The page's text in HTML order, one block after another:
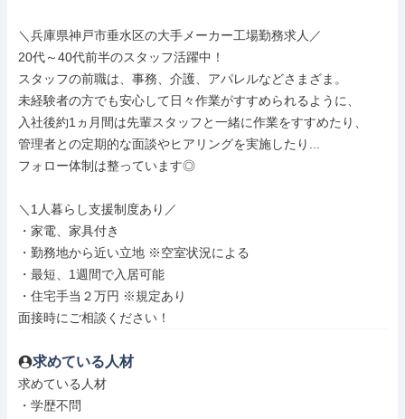
＼兵庫県神戸市垂水区の大手メーカー工場勤務求人／
20代～40代前半のスタッフ活躍中！
スタッフの前職は、事務、介護、アパレルなどさまざま。
未経験者の方でも安心して日々作業がすすめられるように、
入社後約1ヵ月間は先輩スタッフと一緒に作業をすすめたり、
管理者との定期的な面談やヒアリングを実施したり...
フォロー体制は整っています◎
＼1人暮らし支援制度あり／
・家電、家具付き
・勤務地から近い立地 ※空室状況による
・最短、1週間で入居可能
・住宅手当２万円 ※規定あり
面接時にご相談ください！
求めている人材
求めている人材
・学歴不問